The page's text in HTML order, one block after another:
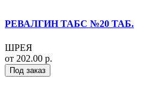
РЕВАЛГИН ТАБС №20 ТАБ.
ШРЕЯ
от 202.00 р.
Под заказ